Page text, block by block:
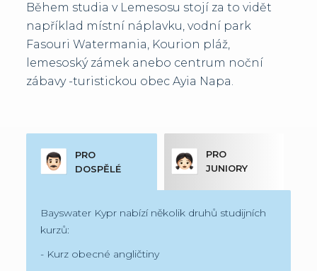
Během studia v Lemesosu stojí za to vidět
například místní náplavku, vodní park
Fasouri Watermania, Kourion pláž,
lemesoský zámek anebo centrum noční
zábavy -turistickou obec Ayia Napa.
PRO
DOSPĚLÉ
PRO
JUNIORY
Bayswater Kypr nabízí několik druhů studijních
kurzů:
- Kurz obecné angličtiny